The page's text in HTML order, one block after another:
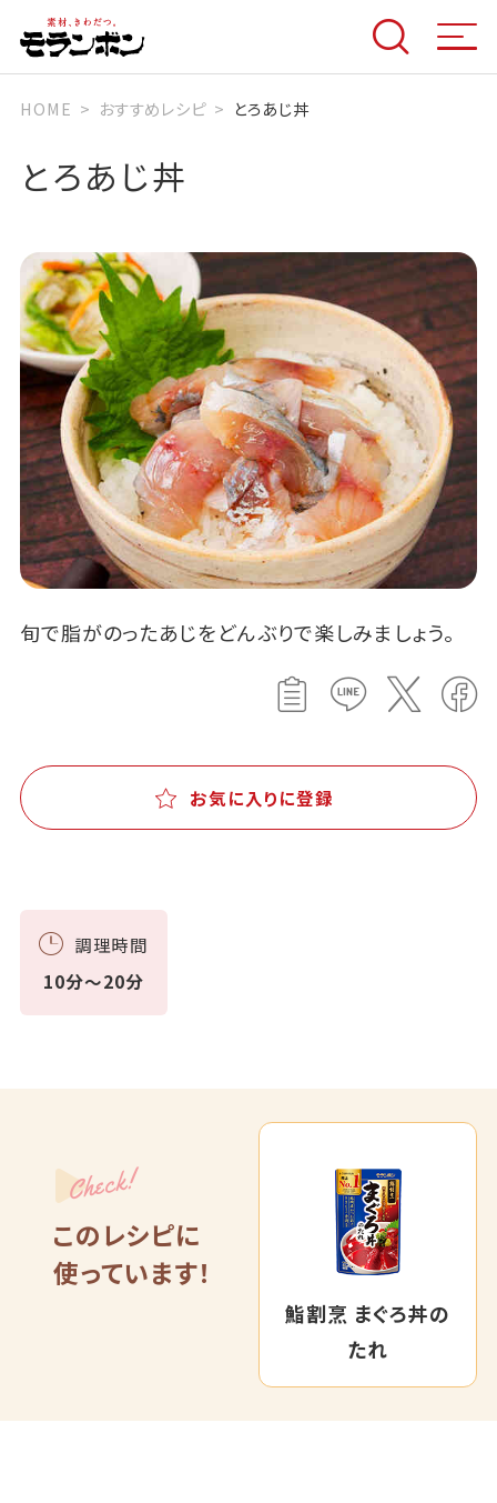
HOME おすすめレシピ とろあじ丼
とろあじ丼
旬で脂がのったあじをどんぶりで楽しみましょう。
お気に入りに登録
調理時間
10分～20分
Check!
このレシピに
使っています！
鮨割烹 まぐろ丼の
たれ